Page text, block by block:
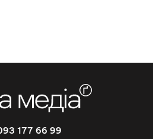
177 66 99